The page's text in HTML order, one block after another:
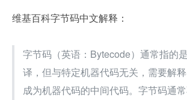
维基百科字节码中文解释：
字节码（英语：Bytecode）通常指的
译，但与特定机器代码无关，需要解
成为机器代码的中间代码。字节码通